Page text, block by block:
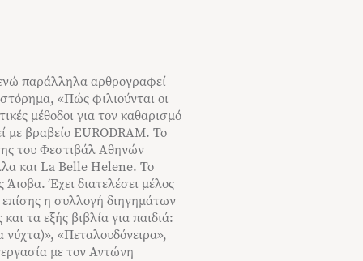
παράλληλα αρθρογραφεί
«Πώς φιλιούνται οι
µέθοδοι για τον καθαρισµό
µε βραβείο EURODRAM. Το
του Φεστιβάλ Αθηνών
και La Belle Helene. Το
Έχει διατελέσει µέλος
η συλλογή διηγημάτων
τα εξής βιβλία για παιδιά:
νύχτα)», «Πεταλουδόνειρα»,
με τον Αντώνη